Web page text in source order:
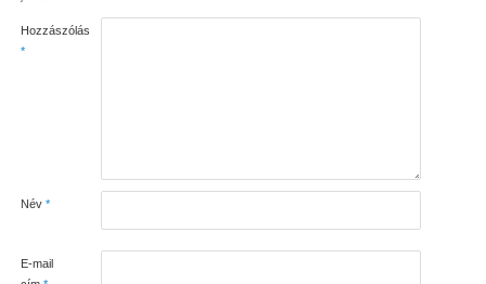
Hozzászólás
*
Név *
E-mail